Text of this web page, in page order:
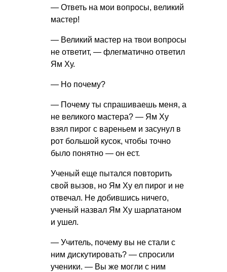
— Ответь на мои вопросы, великий
мастер!
— Великий мастер на твои вопросы
не ответит, — флегматично ответил
Ям Ху.
— Но почему?
— Почему ты спрашиваешь меня, а
не великого мастера? — Ям Ху
взял пирог с вареньем и засунул в
рот большой кусок, чтобы точно
было понятно — он ест.
Ученый еще пытался повторить
свой вызов, но Ям Ху ел пирог и не
отвечал. Не добившись ничего,
ученый назвал Ям Ху шарлатаном
и ушел.
— Учитель, почему вы не стали с
ним дискутировать? — спросили
ученики. — Вы же могли с ним